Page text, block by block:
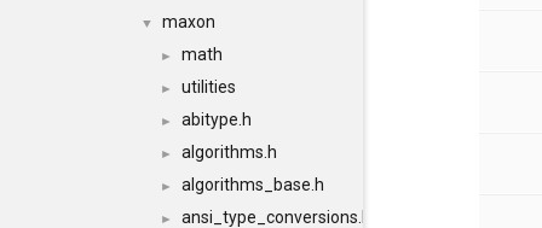
▼ maxon
► math
► utilities
► abitype.h
► algorithms.h
► algorithms_base.h
► ansi_type_conversions.h